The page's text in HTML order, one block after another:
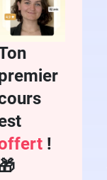
!